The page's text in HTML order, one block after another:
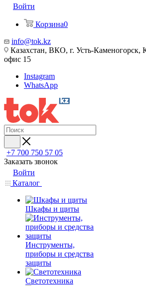
Войти
Корзина0
info@tok.kz
Казахстан, ВКО, г. Усть-Каменогорск,
офис 15
Instagram
WhatsApp
+7 700 750 57 05
Заказать звонок
Войти
Каталог
Шкафы и щиты
Инструменты,
приборы и средства
защиты
Светотехника